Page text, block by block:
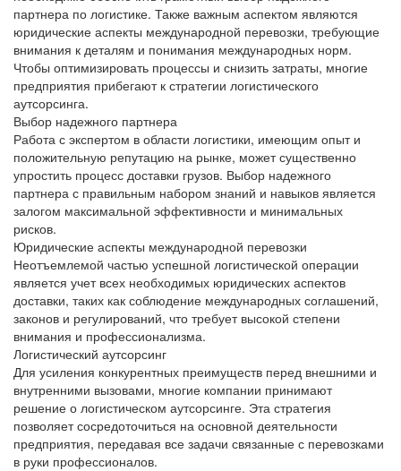
партнера по логистике. Также важным аспектом являются
юридические аспекты международной перевозки, требующие
внимания к деталям и понимания международных норм.
Чтобы оптимизировать процессы и снизить затраты, многие
предприятия прибегают к стратегии логистического
аутсорсинга.
Выбор надежного партнера
Работа с экспертом в области логистики, имеющим опыт и
положительную репутацию на рынке, может существенно
упростить процесс доставки грузов. Выбор надежного
партнера с правильным набором знаний и навыков является
залогом максимальной эффективности и минимальных
рисков.
Юридические аспекты международной перевозки
Неотъемлемой частью успешной логистической операции
является учет всех необходимых юридических аспектов
доставки, таких как соблюдение международных соглашений,
законов и регулирований, что требует высокой степени
внимания и профессионализма.
Логистический аутсорсинг
Для усиления конкурентных преимуществ перед внешними и
внутренними вызовами, многие компании принимают
решение о логистическом аутсорсинге. Эта стратегия
позволяет сосредоточиться на основной деятельности
предприятия, передавая все задачи связанные с перевозками
в руки профессионалов.